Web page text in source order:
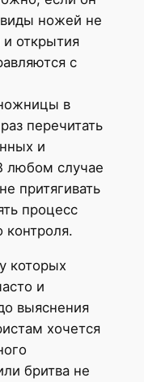
ножей не
и открытия
с
в
перечитать
и
любом случае
притягивать
процесс
которых
и
выяснения
хочется
бритва не